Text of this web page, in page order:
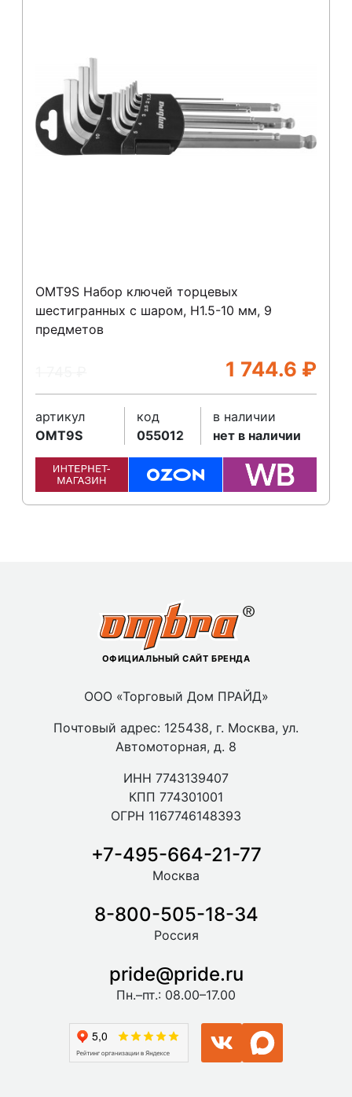
OMT9S Набор ключей торцевых
шестигранных с шаром, H1.5-10 мм, 9
предметов
1 744.6 ₽
артикул
OMT9S
код
055012
в наличии
нет в наличии
ОФИЦИАЛЬНЫЙ САЙТ БРЕНДА
ООО «Торговый Дом ПРАЙД»
Почтовый адрес: 125438, г. Москва, ул.
Автомоторная, д. 8
ИНН 7743139407
КПП 774301001
ОГРН 1167746148393
+7-495-664-21-77
Москва
8-800-505-18-34
Россия
pride@pride.ru
Пн.–пт.: 08.00–17.00